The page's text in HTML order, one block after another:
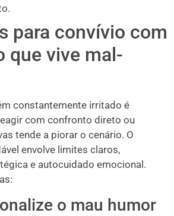
para convívio com
que vive mal-
constantemente irritado é
com confronto direto ou
tende a piorar o cenário. O
envolve limites claros,
e autocuidado emocional.
o mau humor